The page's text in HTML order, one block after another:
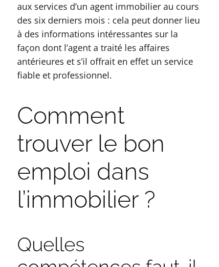
aux services d’un agent immobilier au cours
des six derniers mois : cela peut donner lieu
à des informations intéressantes sur la
façon dont l’agent a traité les affaires
antérieures et s’il offrait en effet un service
fiable et professionnel.
Comment
trouver le bon
emploi dans
l’immobilier ?
Quelles